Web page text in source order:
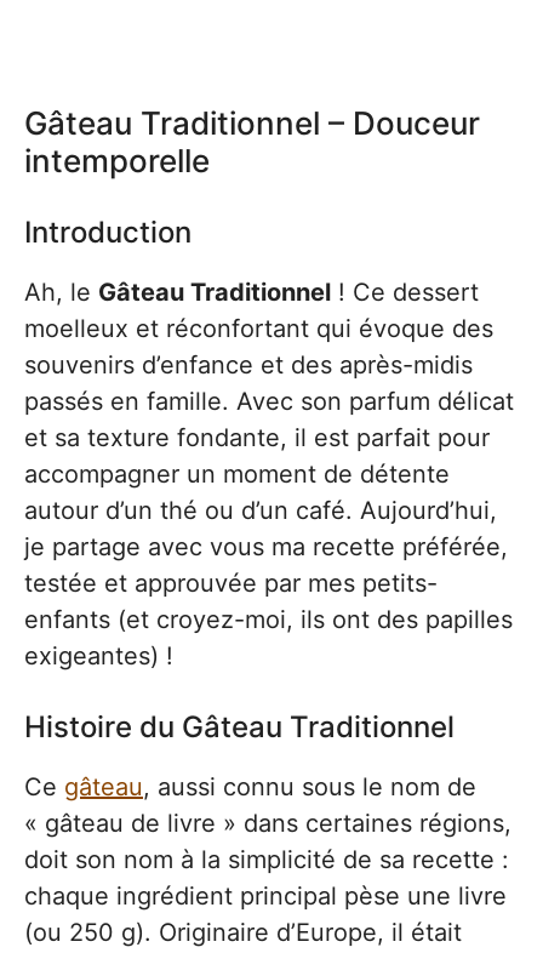
Gâteau Traditionnel – Douceur
intemporelle
Introduction
Ah, le Gâteau Traditionnel ! Ce dessert
moelleux et réconfortant qui évoque des
souvenirs d’enfance et des après-midis
passés en famille. Avec son parfum délicat
et sa texture fondante, il est parfait pour
accompagner un moment de détente
autour d’un thé ou d’un café. Aujourd’hui,
je partage avec vous ma recette préférée,
testée et approuvée par mes petits-
enfants (et croyez-moi, ils ont des papilles
exigeantes) !
Histoire du Gâteau Traditionnel
Ce gâteau, aussi connu sous le nom de
« gâteau de livre » dans certaines régions,
doit son nom à la simplicité de sa recette :
chaque ingrédient principal pèse une livre
(ou 250 g). Originaire d’Europe, il était